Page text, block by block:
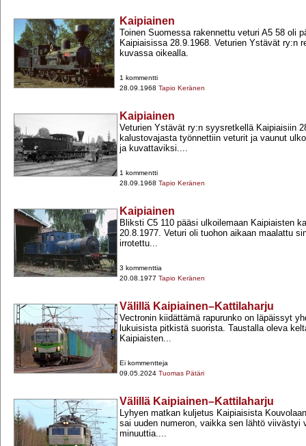
Kaipiainen
Toinen Suomessa rakennettu veturi A5 58 oli
Kaipiaisissa 28.9.1968. Veturien Ystävät ry:n
kuvassa oikealla.
1 kommentti
28.09.1968 Tapio Keränen
Kaipiainen
Veturien Ystävät ry:n syysretkellä Kaipiaisiin
kalustovajasta työnnettiin veturit ja vaunut
ja kuvattaviksi....
1 kommentti
28.09.1968 Tapio Keränen
Kaipiainen
Bliksti C5 110 pääsi ulkoilemaan Kaipiaisten
20.8.1977. Veturi oli tuohon aikaan maalattu
irrotettu...
3 kommenttia
20.08.1977 Tapio Keränen
Välillä Kaipiainen–Kattilaharju
Vectronin kiidättämä rapurunko on läpäissyt
lukuisista pitkistä suorista. Taustalla oleva
Kaipiaisten...
Ei kommentteja
09.05.2024 Tuomas Pätäri
Välillä Kaipiainen–Kattilaharju
Lyhyen matkan kuljetus Kaipiaisista
sai uuden numeron, vaikka sen lähtö viivästyi
minuuttia....